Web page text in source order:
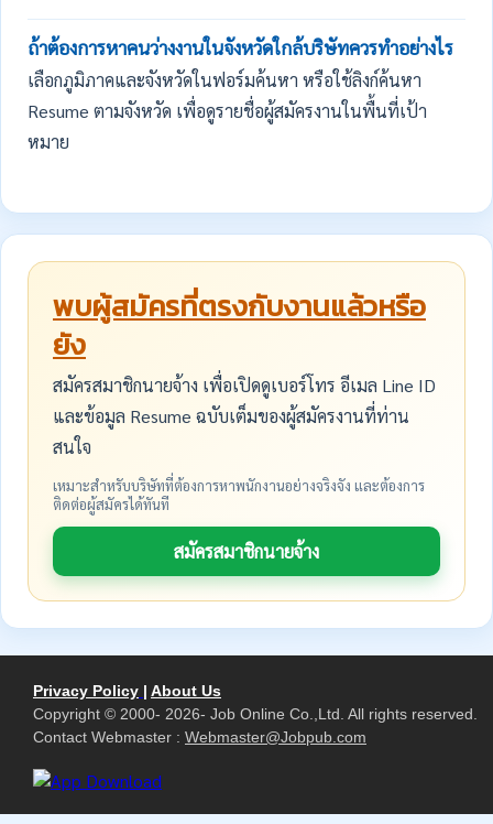
ถ้าต้องการหาคนว่างงานในจังหวัดใกล้บริษัทควรทำอย่างไร
เลือกภูมิภาคและจังหวัดในฟอร์มค้นหา หรือใช้ลิงก์ค้นหา
Resume ตามจังหวัด เพื่อดูรายชื่อผู้สมัครงานในพื้นที่เป้า
หมาย
พบผู้สมัครที่ตรงกับงานแล้วหรือ
ยัง
สมัครสมาชิกนายจ้าง เพื่อเปิดดูเบอร์โทร อีเมล Line ID
และข้อมูล Resume ฉบับเต็มของผู้สมัครงานที่ท่าน
สนใจ
เหมาะสำหรับบริษัทที่ต้องการหาพนักงานอย่างจริงจัง และต้องการ
ติดต่อผู้สมัครได้ทันที
สมัครสมาชิกนายจ้าง
Privacy Policy | About Us
Copyright © 2000- 2026- Job Online Co.,Ltd. All rights reserved.
Contact Webmaster : Webmaster@Jobpub.com